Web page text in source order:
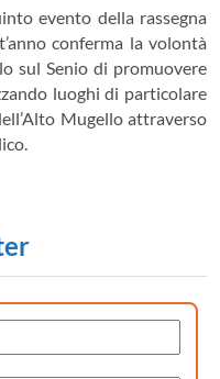
evento della rassegna
conferma la volontà
sul Senio di promuovere
luoghi di particolare
Mugello attraverso